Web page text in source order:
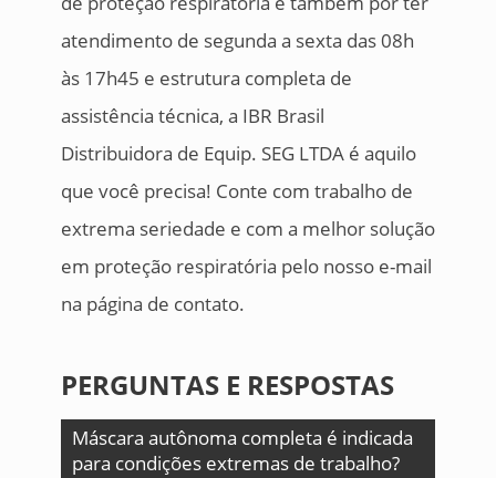
atendimento de segunda a sexta das 08h
às 17h45 e estrutura completa de
assistência técnica, a IBR Brasil
Distribuidora de Equip. SEG LTDA é aquilo
que você precisa! Conte com trabalho de
extrema seriedade e com a melhor solução
em proteção respiratória pelo nosso e-mail
na página de contato.
PERGUNTAS E RESPOSTAS
Máscara autônoma completa é indicada
para condições extremas de trabalho?